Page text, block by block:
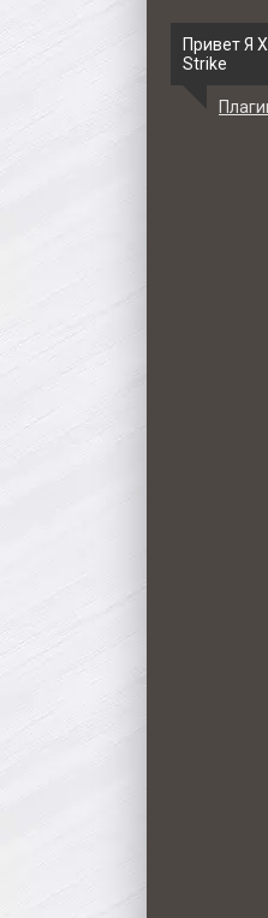
Привет Я
Strike